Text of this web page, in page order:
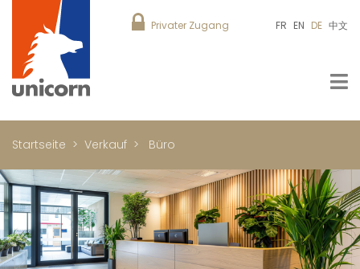
Privater Zugang FR EN DE 中文
Startseite Verkauf Büro